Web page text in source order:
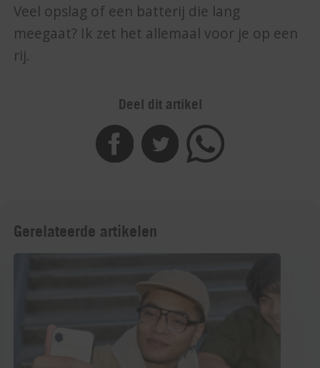
Veel opslag of een batterij die lang
meegaat? Ik zet het allemaal voor je op een
rij.
Deel dit artikel
Gerelateerde artikelen